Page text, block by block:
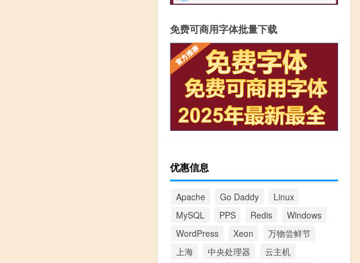
免费可商用字体批量下载
优惠信息
Apache Go Daddy
Linux
MySQL
PPS Redis
Windows
WordPress
Xeon
万物尝鲜节
上海
中央处理器
云主机